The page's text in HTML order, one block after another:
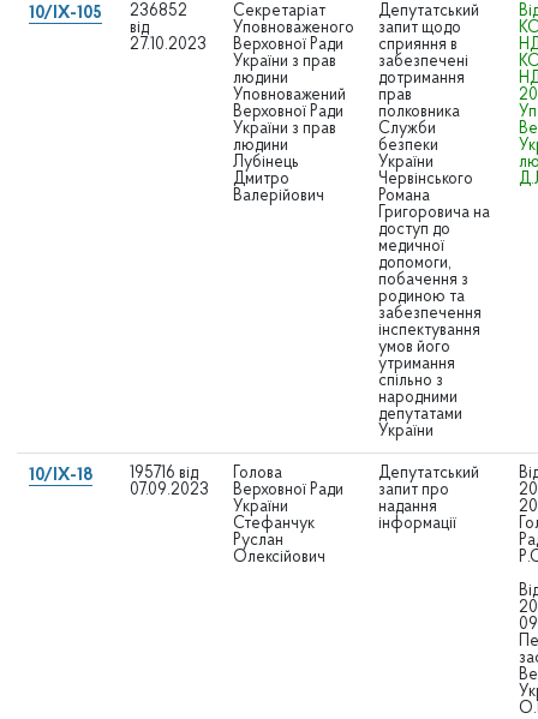
10/IX-105
236852
від
27.10.2023
Секретаріат
Уповноваженого
Верховної Ради
України з прав
людини
Уповноважений
Верховної Ради
України з прав
людини
Лубінець
Дмитро
Валерійович
Депутатський
запит щодо
сприяння в
забезпечені
дотримання
прав
полковника
Служби
безпеки
України
Червінського
Романа
Григоровича на
доступ до
медичної
допомоги,
побачення з
родиною та
забезпечення
інспектування
умов його
утримання
спільно з
народними
депутатами
України
10/IX-18
195716 від
07.09.2023
Голова
Верховної Ради
України
Стефанчук
Руслан
Олексійович
Депутатський
запит про
надання
інформації